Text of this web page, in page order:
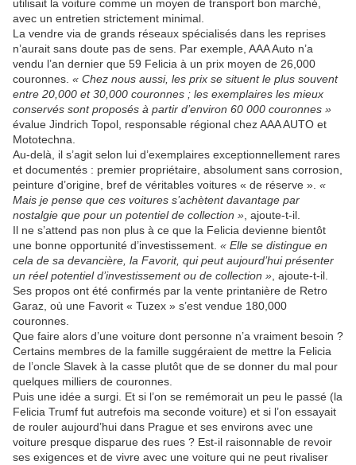
utilisait la voiture comme un moyen de transport bon marché,
avec un entretien strictement minimal.
La vendre via de grands réseaux spécialisés dans les reprises
n’aurait sans doute pas de sens. Par exemple, AAA Auto n’a
vendu l’an dernier que 59 Felicia à un prix moyen de 26,000
couronnes. « Chez nous aussi, les prix se situent le plus souvent
entre 20,000 et 30,000 couronnes ; les exemplaires les mieux
conservés sont proposés à partir d’environ 60 000 couronnes »
évalue Jindrich Topol, responsable régional chez AAA AUTO et
Mototechna.
Au‑delà, il s’agit selon lui d’exemplaires exceptionnellement rares
et documentés : premier propriétaire, absolument sans corrosion,
peinture d’origine, bref de véritables voitures « de réserve ». «
Mais je pense que ces voitures s’achètent davantage par
nostalgie que pour un potentiel de collection » , ajoute‑t‑il.
Il ne s’attend pas non plus à ce que la Felicia devienne bientôt
une bonne opportunité d’investissement. « Elle se distingue en
cela de sa devancière, la Favorit, qui peut aujourd’hui présenter
un réel potentiel d’investissement ou de collection » , ajoute‑t‑il.
Ses propos ont été confirmés par la vente printanière de Retro
Garaz, où une Favorit « Tuzex » s’est vendue 180,000
couronnes.
Que faire alors d’une voiture dont personne n’a vraiment besoin ?
Certains membres de la famille suggéraient de mettre la Felicia
de l’oncle Slavek à la casse plutôt que de se donner du mal pour
quelques milliers de couronnes.
Puis une idée a surgi. Et si l’on se remémorait un peu le passé (la
Felicia Trumf fut autrefois ma seconde voiture) et si l’on essayait
de rouler aujourd’hui dans Prague et ses environs avec une
voiture presque disparue des rues ? Est‑il raisonnable de revoir
ses exigences et de vivre avec une voiture qui ne peut rivaliser